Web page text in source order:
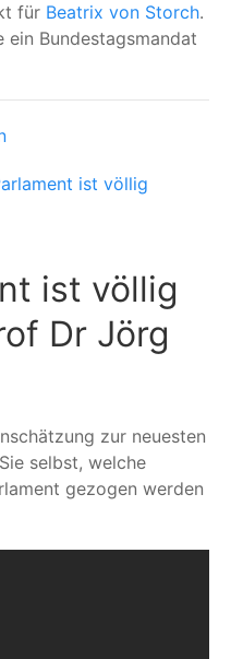
für Beatrix von Storch.
ein Bundestagsmandat
ist völlig
ist völlig
Dr Jörg
zur neuesten
selbst, welche
gezogen werden